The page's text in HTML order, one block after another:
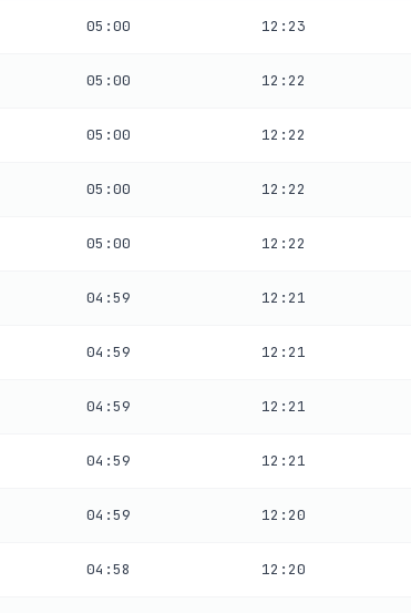
05:00 12:23
05:00 12:22
05:00 12:22
05:00 12:22
05:00 12:22
04:59 12:21
04:59 12:21
04:59 12:21
04:59 12:21
04:59 12:20
04:58 12:20